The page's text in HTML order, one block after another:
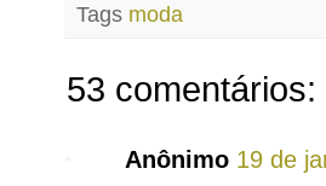
Tags moda
53 comentários:
Anônimo 19 de